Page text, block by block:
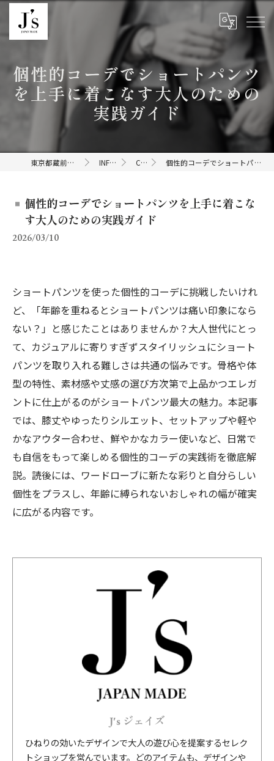
個性的コーデでショートパンツ
を上手に着こなす大人のための
実践ガイド
東京都蔵前のセレクトショップならJ's INFORMATION COLUMN 個性的コーデでショートパンツを上手に着こなす大人のための実践ガイド
個性的コーデでショートパンツを上手に着こな
す大人のための実践ガイド
2026/03/10
ショートパンツを使った個性的コーデに挑戦したいけれ
ど、「年齢を重ねるとショートパンツは痛い印象になら
ない？」と感じたことはありませんか？大人世代にとっ
て、カジュアルに寄りすぎずスタイリッシュにショート
パンツを取り入れる難しさは共通の悩みです。骨格や体
型の特性、素材感や丈感の選び方次第で上品かつエレガ
ントに仕上がるのがショートパンツ最大の魅力。本記事
では、膝丈やゆったりシルエット、セットアップや軽や
かなアウター合わせ、鮮やかなカラー使いなど、日常で
も自信をもって楽しめる個性的コーデの実践術を徹底解
説。読後には、ワードローブに新たな彩りと自分らしい
個性をプラスし、年齢に縛られないおしゃれの幅が確実
に広がる内容です。
J's ジェイズ
ひねりの効いたデザインで大人の遊び心を提案するセレク
トショップを営んでいます。どのアイテムも、デザインや